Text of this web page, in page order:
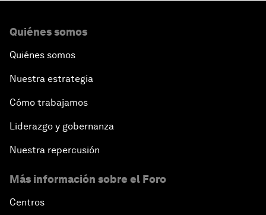
Quiénes somos
Quiénes somos
Nuestra estrategia
Cómo trabajamos
Liderazgo y gobernanza
Nuestra repercusión
Más información sobre el Foro
Centros